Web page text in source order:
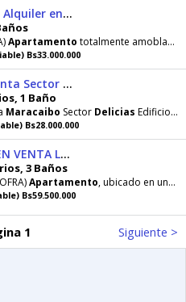
Apartamento en Alquiler en Delicias API 1505
Apartamento totalmente amoblado y listo para habitar, en excelentes condiciones
Bs33.000.000
Apartamento Venta Sector Delicias Edificio San Gabriele 19OCT
1 Baño
Maracaibo Sector Delicias Edificio San Gabriele 19OCT
Bs28.000.000
APARTAMENTO EN VENTA LAS DELICIAS MLS 1610539
3 Baños
Apartamento, ubicado en una zona tranquila y residencial de
Bs59.500.000
1 Siguiente >